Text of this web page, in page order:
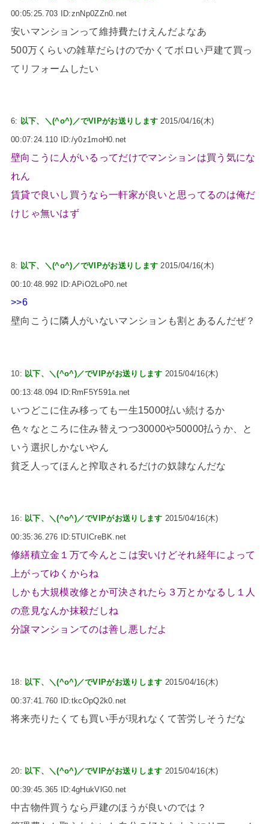
00:05:25.703 ID:znNp0ZZn0.net
安いマンションって維持費たけえんだよなあ
500万くらいの雑草だらけのでかくてボロい戸建て買っ
てリフォームしたい
6: 以下、＼(^o^)／でVIPがお送りします 2015/04/16(木)
00:07:24.110 ID:/y0z1moH0.net
壁向こうに人がいるってだけでマンションは買う気にな
れん
賃貸で良いし買うなら一軒家が良いと思ってるのは俺だ
けじゃ無いはず
8: 以下、＼(^o^)／でVIPがお送りします 2015/04/16(木)
00:10:48.992 ID:APiO2LoP0.net
>>6
壁向こうに隣人がいないマンションも割とあるんだぜ？
10: 以下、＼(^o^)／でVIPがお送りします 2015/04/16(木)
00:13:48.094 ID:RmF5Y591a.net
いつどこに住み移っても一生15000払い続けるか
色々なところに住み替えつつ30000や50000払うか、と
いう選択しかないやん
貧乏人ってほんと搾取されるだけの奴隷なんだな
16: 以下、＼(^o^)／でVIPがお送りします 2015/04/16(木)
00:35:36.276 ID:5TUICreBK.net
修繕積立金１万て今んとこは安いけどそれ経年によって
上がってゆくからね
しかも大規模改修とか可決されたら３万とかなるし１人
の意見なんか抹殺だしね
分譲マンションてのは善し悪しだよ
18: 以下、＼(^o^)／でVIPがお送りします 2015/04/16(木)
00:37:41.760 ID:tkcOpQ2k0.net
将来売りたくても買い手が現れなくて苦労しそうだな
20: 以下、＼(^o^)／でVIPがお送りします 2015/04/16(木)
00:39:45.365 ID:4gHukVlG0.net
中古物件買うなら戸建のほうが良いのでは？